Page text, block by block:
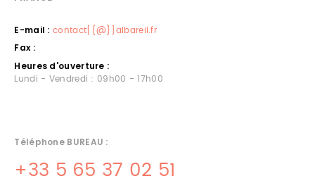
E-mail : contact[{@}]albareil.fr
Fax :
Heures d'ouverture :
Lundi - Vendredi : 09h00 - 17h00
Téléphone BUREAU :
+33 5 65 37 02 51